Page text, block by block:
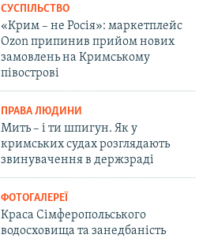
СУСПІЛЬСТВО
«Крим – не Росія»: маркетплейс
Ozon припинив прийом нових
замовлень на Кримському
півострові
ПРАВА ЛЮДИНИ
Мить – і ти шпигун. Як у
кримських судах розглядають
звинувачення в держзраді
ФОТОГАЛЕРЕЇ
Краса Сімферопольського
водосховища та занедбаність